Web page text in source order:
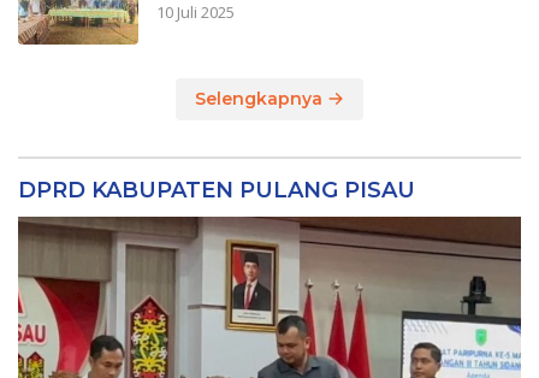
10 Juli 2025
Selengkapnya
DPRD KABUPATEN PULANG PISAU